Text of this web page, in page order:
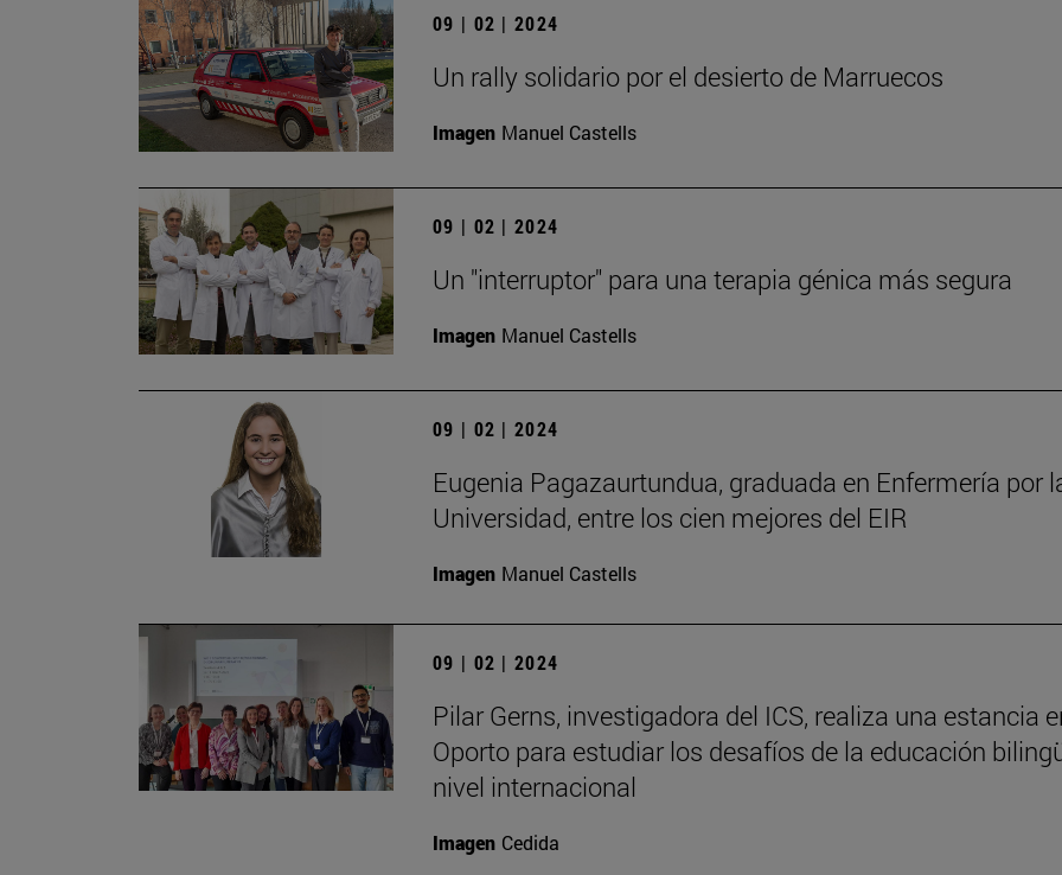
09 | 02 | 2024
Un rally solidario por el desierto de Marruecos
Imagen Manuel Castells
09 | 02 | 2024
Un "interruptor" para una terapia génica más segura
Imagen Manuel Castells
09 | 02 | 2024
Eugenia Pagazaurtundua, graduada en Enfermería por
Universidad, entre los cien mejores del EIR
Imagen Manuel Castells
09 | 02 | 2024
Pilar Gerns, investigadora del ICS, realiza una estancia
Oporto para estudiar los desafíos de la educación
nivel internacional
Imagen Cedida